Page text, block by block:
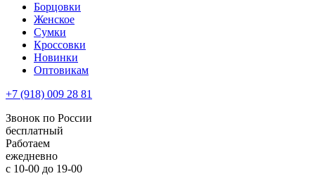
Борцовки
Женское
Сумки
Кроссовки
Новинки
Оптовикам
+7 (918) 009 28 81
Звонок по России
бесплатный
Работаем
ежедневно
с 10-00 до 19-00